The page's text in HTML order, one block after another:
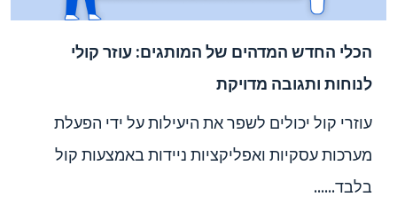
הכלי החדש המדהים של המותגים: עוזר קולי
לנוחות ותגובה מדויקת
עוזרי קול יכולים לשפר את היעילות על ידי הפעלת
מערכות עסקיות ואפליקציות ניידות באמצעות קול
בלבד......